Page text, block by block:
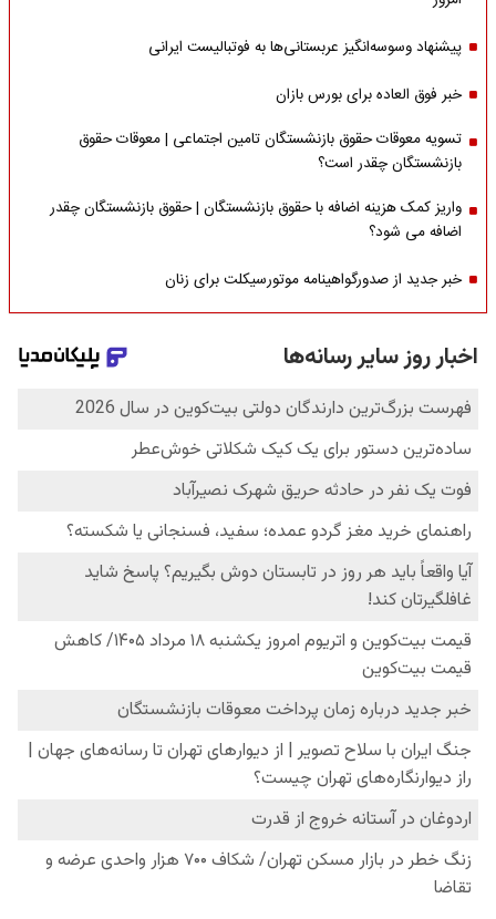
پیشنهاد وسوسه‌انگیز عربستانی‌ها به فوتبالیست ایرانی
خبر فوق العاده برای بورس بازان
تسویه معوقات حقوق بازنشستگان تامین اجتماعی | معوقات حقوق
بازنشستگان چقدر است؟
واریز کمک هزینه اضافه با حقوق بازنشستگان | حقوق بازنشستگان چقدر
اضافه می شود؟
خبر جدید از صدورگواهینامه موتورسیکلت برای زنان